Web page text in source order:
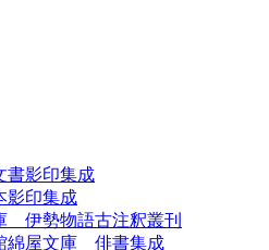
書影印集成
影印集成
伊勢物語古注釈叢刊
綿屋文庫 俳書集成